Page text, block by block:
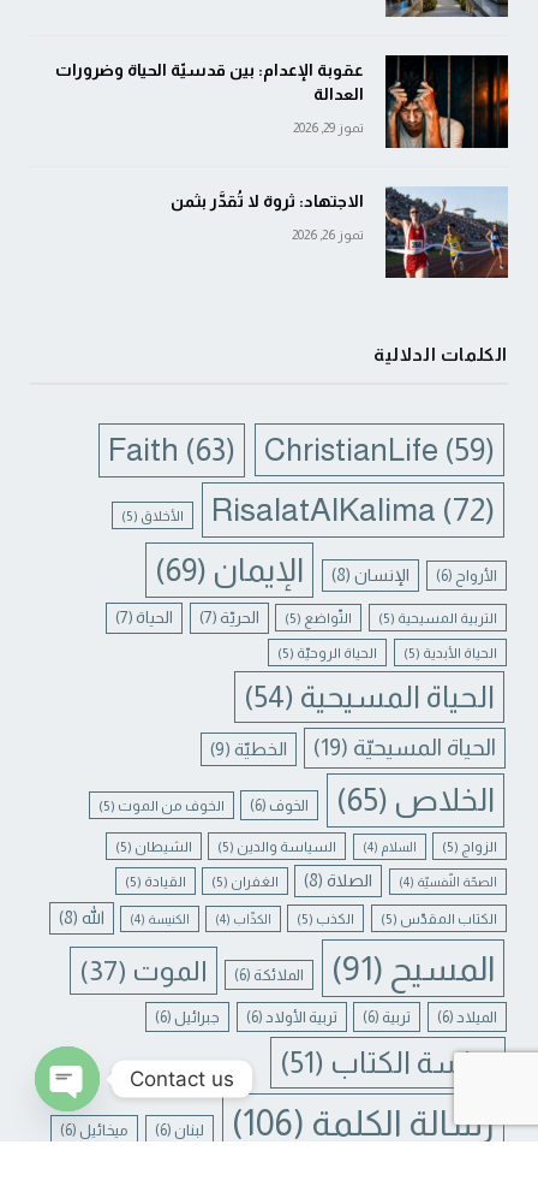
عقوبة الإعدام: بين قدسيّة الحياة وضرورات
العدالة
تموز 29, 2026
الاجتهاد: ثروة لا تُقدَّر بثمن
تموز 26, 2026
الكلمات الدلالية
ChristianLife (59)
Faith (63)
RisalatAlKalima (72) الأخلاق (5)
الأرواح (6) الإنسان(8) الإيمان (69)
التربية المسيحية (5) التّواضع (5) الحريّة (7) الحياة (7)
الحياة الأبدية (5) الحياة الروحيّة (5)
الحياة المسيحية (54)
الحياة المسيحيّة (19) الخطيّة (9)
الخلاص (65) الخوف (6) الخوف من الموت (5)
الزواج (5) السلام (4) السياسة والدين (5) الشيطان (5)
الصحّة النّفسيّة (4) الصلاة(8) الغفران (5) القيادة (5)
الكتاب المقدّس (5) الكذب (5) الكذّاب (4) الكنيسة (4) الله (8)
المسيح (91) الملائكة (6) الموت (37)
الميلاد (6) تربية (6) تربية الأولاد (6) جبرائيل (6)
دراسة الكتاب (51)
رسالة الكلمة (106) لبنان (6) ميخائيل (6)
Contact us
CHATY